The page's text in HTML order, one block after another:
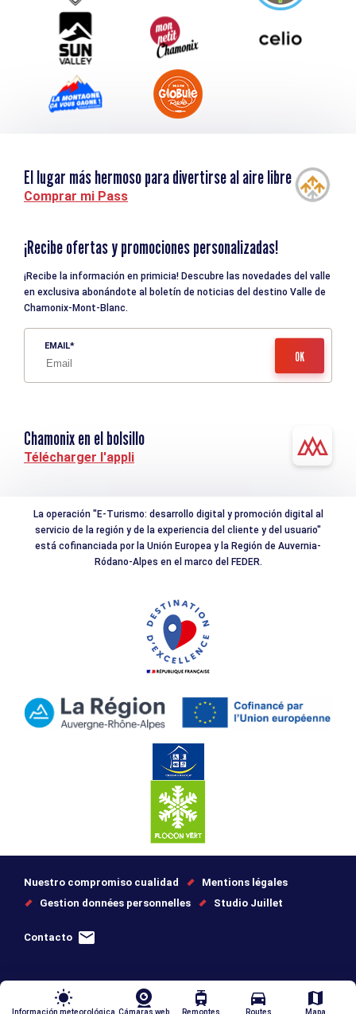
Turismo y discapacidad
El lugar más hermoso para divertirse al aire libre
Comprar mi Pass
¡Recibe ofertas y promociones personalizadas!
¡Recibe la información en primicia! Descubre las novedades del valle
en exclusiva abonándote al boletín de noticias del destino Valle de
Chamonix-Mont-Blanc.
EMAIL
Chamonix en el bolsillo
Télécharger l'appli
La operación "E-Turismo: desarrollo digital y promoción digital al
servicio de la región y de la experiencia del cliente y del usuario"
está cofinanciada por la Unión Europea y la Región de Auvernia-
Ródano-Alpes en el marco del FEDER.
Nuestro compromiso cualidad
Mentions légales
Gestion données personnelles
Studio Juillet
Contacto
wb_sunny
Información meteorológica Cámaras web
tram
Remontes
directions_car
Routes
map
Mapa